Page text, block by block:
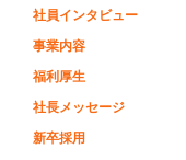
社員インタビュー
事業内容
福利厚生
社長メッセージ
新卒採用